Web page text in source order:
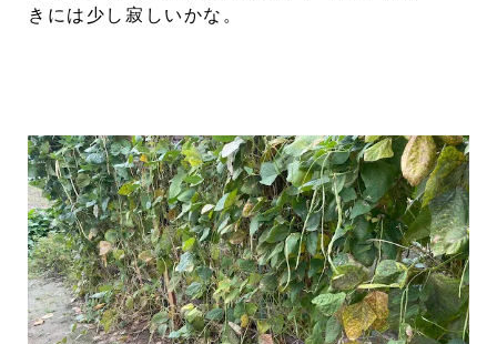
きには少し寂しいかな。